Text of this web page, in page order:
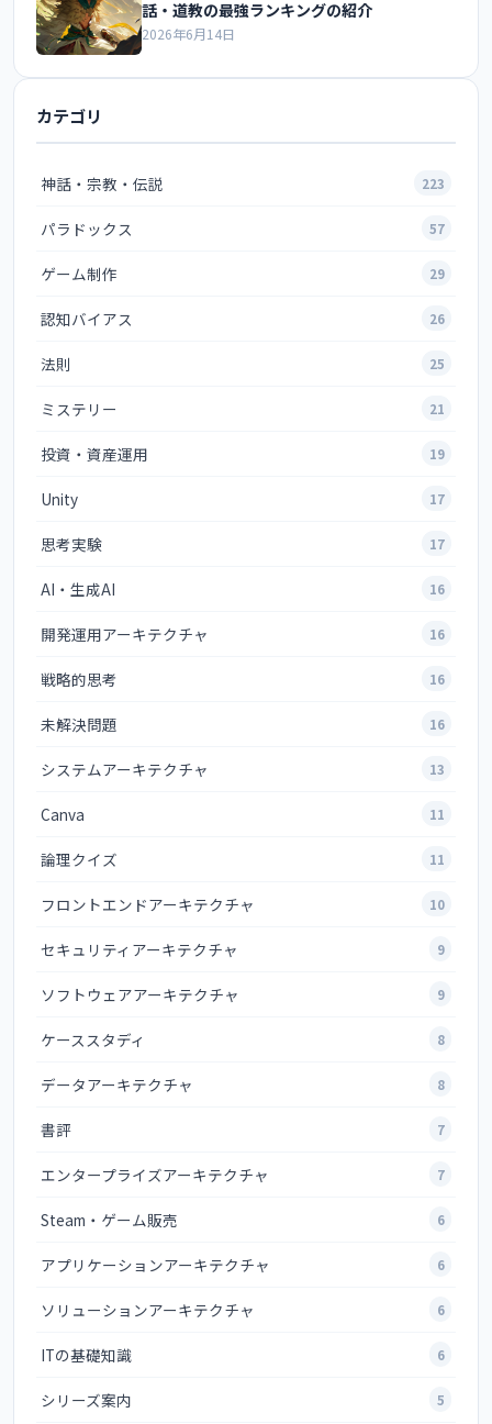
話・道教の最強ランキングの紹介
2026年6月14日
カテゴリ
神話・宗教・伝説 223
パラドックス 57
ゲーム制作 29
認知バイアス 26
法則 25
ミステリー 21
投資・資産運用 19
Unity 17
思考実験 17
AI・生成AI 16
開発運用アーキテクチャ 16
戦略的思考 16
未解決問題 16
システムアーキテクチャ 13
Canva 11
論理クイズ 11
フロントエンドアーキテクチャ 10
セキュリティアーキテクチャ 9
ソフトウェアアーキテクチャ 9
ケーススタディ 8
データアーキテクチャ 8
書評 7
エンタープライズアーキテクチャ 7
Steam・ゲーム販売 6
アプリケーションアーキテクチャ 6
ソリューションアーキテクチャ 6
ITの基礎知識 6
シリーズ案内 5